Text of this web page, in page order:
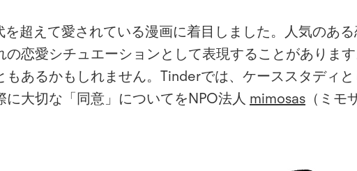
超えて愛されている漫画に着目しました。人気のあ
恋愛シチュエーションとして表現することがありま
あるかもしれません。Tinderでは、ケーススタディ
大切な「同意」についてをNPO法人 mimosas （ミモ